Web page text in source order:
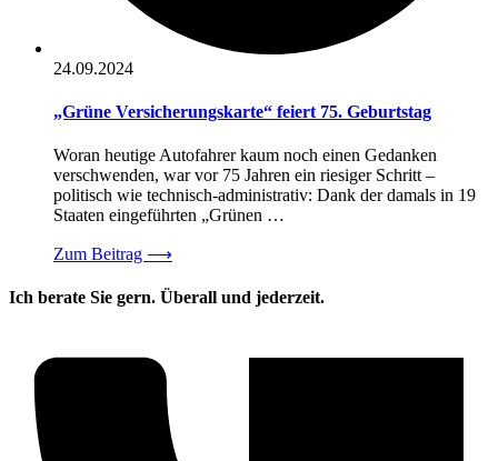
24.09.2024
„Grüne Versicherungskarte“ feiert 75. Geburtstag
Woran heutige Autofahrer kaum noch einen Gedanken
verschwenden, war vor 75 Jahren ein riesiger Schritt –
politisch wie technisch-administrativ: Dank der damals in 19
Staaten eingeführten „Grünen …
Zum Beitrag ⟶
Ich berate Sie gern. Überall und jederzeit.